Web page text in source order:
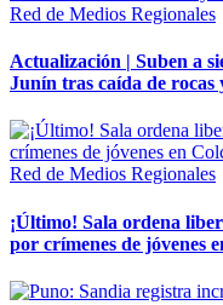
Red de Medios Regionales
Actualización | Suben a
Junín tras caída de rocas
Red de Medios Regionales
¡Último! Sala ordena
por crímenes de jóvenes